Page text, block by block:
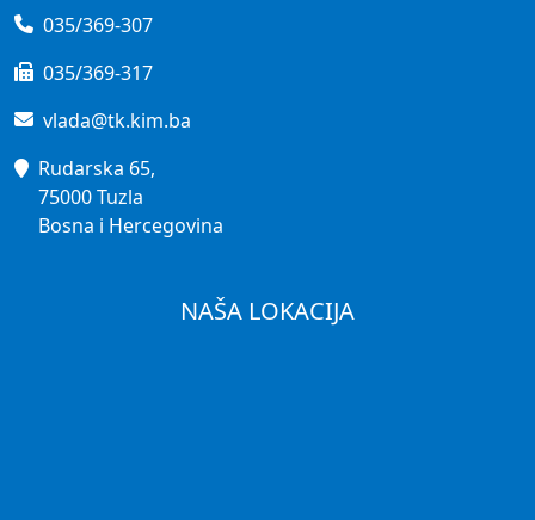
035/369-307
035/369-317
vlada@tk.kim.ba
Rudarska 65,
75000 Tuzla
Bosna i Hercegovina
NAŠA LOKACIJA